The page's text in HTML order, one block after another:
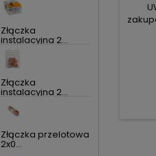
Złączka
instalacyjna 2...
Złączka
instalacyjna 2...
Złączka przelotowa
2x0...